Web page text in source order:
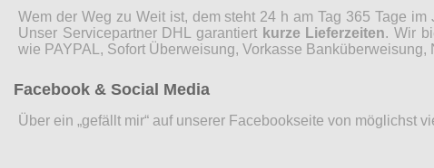
Wem der Weg zu Weit ist, dem steht 24 h am Tag 365 Tage
Unser Servicepartner DHL garantiert kurze Lieferzeiten. Wir
wie PAYPAL, Sofort Überweisung, Vorkasse
Facebook & Social Media
Über ein „gefällt mir“ auf unserer Facebookseite von möglichst